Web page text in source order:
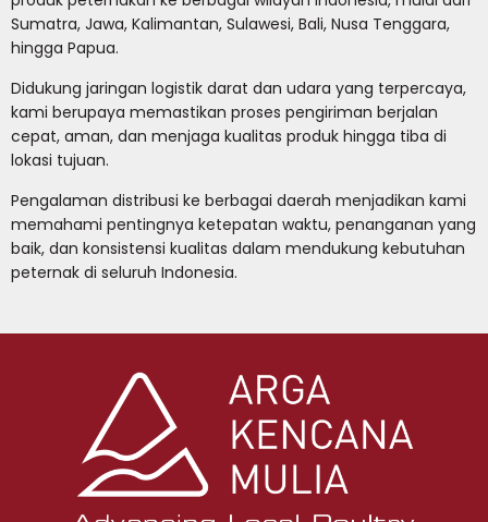
Sumatra, Jawa, Kalimantan, Sulawesi, Bali, Nusa Tenggara,
hingga Papua.
Didukung jaringan logistik darat dan udara yang terpercaya,
kami berupaya memastikan proses pengiriman berjalan
cepat, aman, dan menjaga kualitas produk hingga tiba di
lokasi tujuan.
Pengalaman distribusi ke berbagai daerah menjadikan kami
memahami pentingnya ketepatan waktu, penanganan yang
baik, dan konsistensi kualitas dalam mendukung kebutuhan
peternak di seluruh Indonesia.